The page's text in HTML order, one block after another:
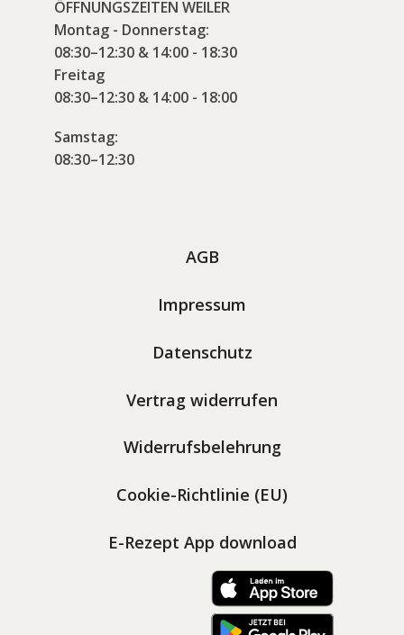
ÖFFNUNGSZEITEN WEILER
Montag - Donnerstag:
08:30–12:30 & 14:00 - 18:30
Freitag
08:30–12:30 & 14:00 - 18:00
Samstag:
08:30–12:30
AGB
Impressum
Datenschutz
Vertrag widerrufen
Widerrufsbelehrung
Cookie-Richtlinie (EU)
E-Rezept App download